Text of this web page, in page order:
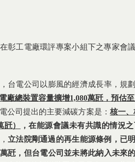
彰工電廠環評專案小組下之專家會
台電公司以膨風的經濟成長率，規
廠總裝置容量擴增1,080萬瓩，預估
公司提出的主要減碳方案是： 核一
瓩） ，在能源會議未有共識的情況之
立法院剛通過的再生能源條例，已
萬瓩，但台電公司並未將此納入未來